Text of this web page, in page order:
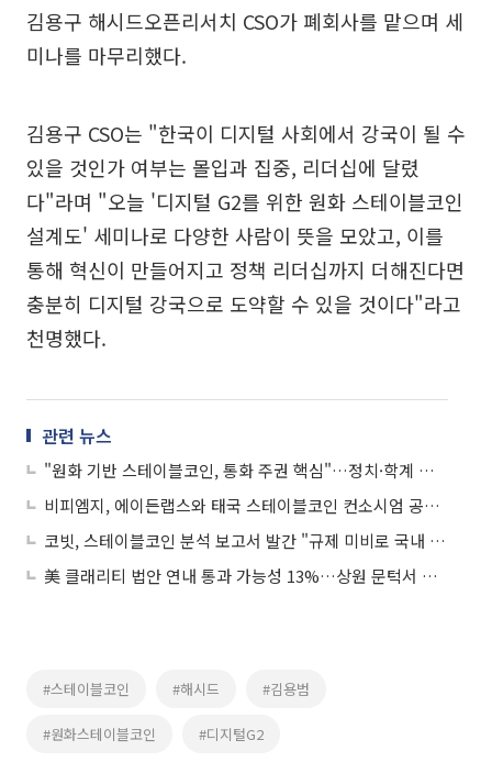
김용구 해시드오픈리서치 CSO가 폐회사를 맡으며 세
미나를 마무리했다.
김용구 CSO는 "한국이 디지털 사회에서 강국이 될 수
있을 것인가 여부는 몰입과 집중, 리더십에 달렸
다"라며 "오늘 '디지털 G2를 위한 원화 스테이블코인
설계도' 세미나로 다양한 사람이 뜻을 모았고, 이를
통해 혁신이 만들어지고 정책 리더십까지 더해진다면
충분히 디지털 강국으로 도약할 수 있을 것이다"라고
천명했다.
관련 뉴스
"원화 기반 스테이블코인, 통화 주권 핵심"…정치·학계 한목소리
비피엠지, 에이든랩스와 태국 스테이블코인 컨소시엄 공동 참여
코빗, 스테이블코인 분석 보고서 발간 "규제 미비로 국내 기업 역차별 우려"
美 클래리티 법안 연내 통과 가능성 13%…상원 문턱서 제동
#스테이블코인 #해시드 #김용범
#원화스테이블코인 #디지털G2